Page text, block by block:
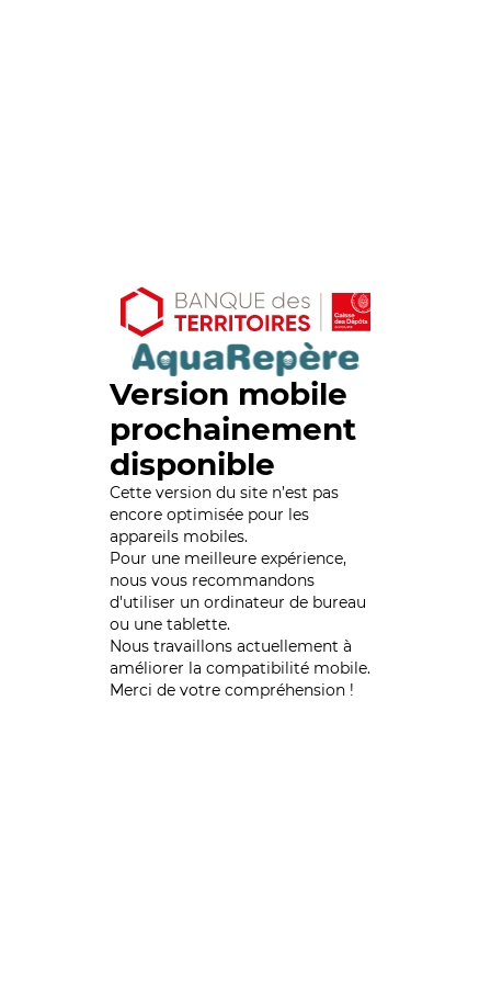
Version mobile
prochainement
disponible
Cette version du site n’est pas
encore optimisée pour les
appareils mobiles.
Pour une meilleure expérience,
nous vous recommandons
d'utiliser un ordinateur de bureau
ou une tablette.
Nous travaillons actuellement à
améliorer la compatibilité mobile.
Merci de votre compréhension !